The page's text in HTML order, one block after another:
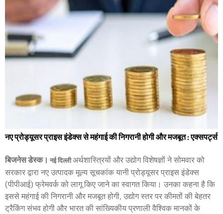
नए प्रोड्यूसर प्राइस इंडेक्स से महंगाई की निगरानी होगी और मजबूत : एक्सपर्ट्स
बिजनेस डेस्क। नई दिल्लीअर्थशास्त्रियों और उद्योग विशेषज्ञों ने सोमवार को
सरकार द्वारा नए उत्पादक मूल्य सूचकांक यानी प्रोड्यूसर प्राइस इंडेक्स
(पीपीआई) फ्रेमवर्क को लागू किए जाने का स्वागत किया। उनका कहना है कि
इससे महंगाई की निगरानी और मजबूत होगी, उद्योग स्तर पर कीमतों की बेहतर
ट्रैकिंग संभव होगी और भारत की सांख्यिकीय प्रणाली वैश्विक मानकों के